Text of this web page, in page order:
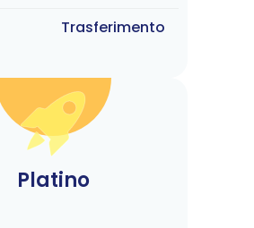
Trasferimento
Platino